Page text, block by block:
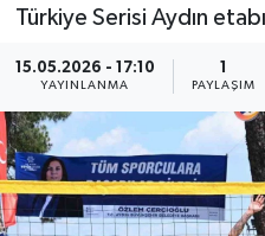
Türkiye Serisi Aydın
15.05.2026 - 17:10
YAYINLANMA PAYLAŞIM
Kültür Sanat
Son Dakika Haberleri
Haber Arşivi